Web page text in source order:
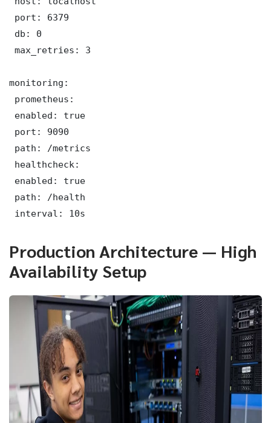
port: 6379
db: 0
max_retries: 3
monitoring:
prometheus:
enabled: true
port: 9090
path: /metrics
healthcheck:
enabled: true
path: /health
interval: 10s
Production Architecture — High
Availability Setup